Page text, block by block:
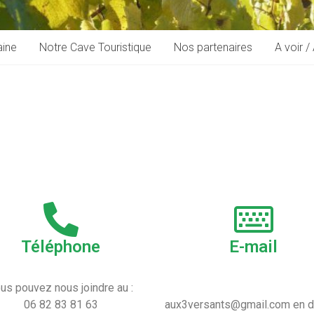
Notre Cave Touristique Nos partenaires A voir /
Téléphone
pouvez nous joindre au :
06 82 83 81 63
E-mail
aux3versants@gmail.com en